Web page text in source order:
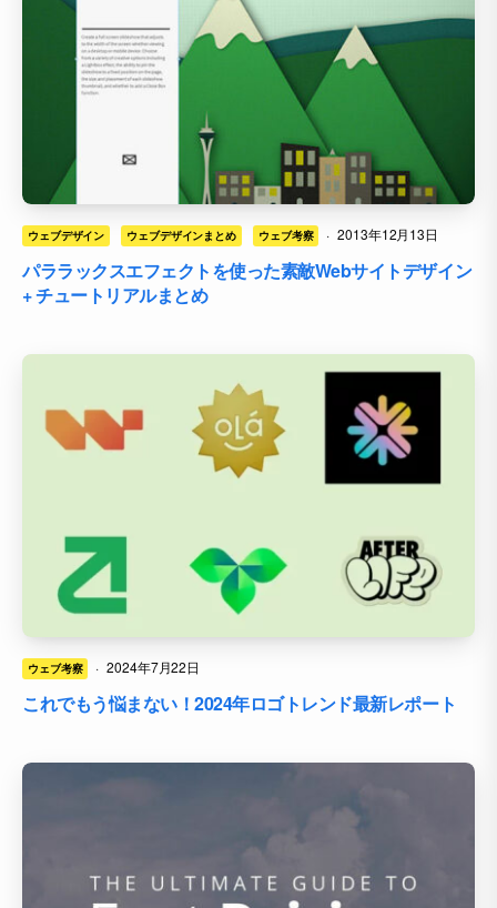
ウェブデザイン ウェブデザインまとめ ウェブ考察 · 2013年12月13日
パララックスエフェクトを使った素敵Webサイトデザイン
+ チュートリアルまとめ
ウェブ考察 · 2024年7月22日
これでもう悩まない！2024年ロゴトレンド最新レポート